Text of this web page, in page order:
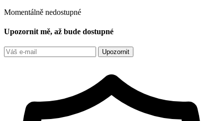
Momentálně nedostupné
Upozornit mě, až bude dostupné
Upozornit